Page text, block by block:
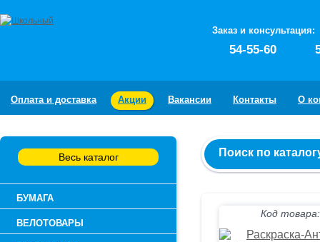
Заказ и консультация:
54-55-60
Оплата и доставка Акции Вакансии Контакты О
Весь каталог
БУМАГА
ВЕЛОТОВАРЫ
Поиск по
Код